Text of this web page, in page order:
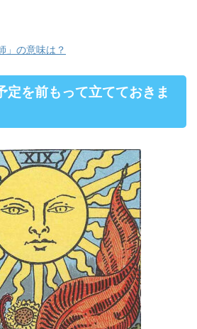
」の意味は？
定を前もって立てておきま